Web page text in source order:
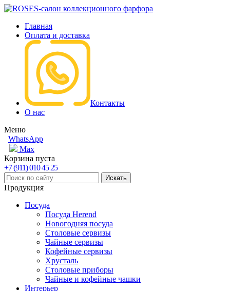
Главная
Оплата и доставка
Контакты
О нас
Меню
WhatsApp
Max
Корзина пуста
+7 (911) 010 45 25
Продукция
Посуда
Посуда Herend
Новогодняя посуда
Столовые сервизы
Чайные сервизы
Кофейные сервизы
Хрусталь
Столовые приборы
Чайные и кофейные чашки
Интерьер